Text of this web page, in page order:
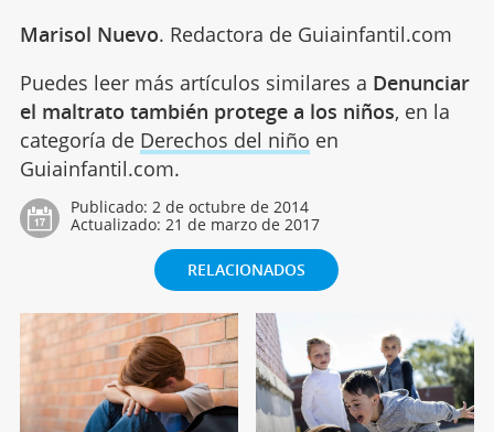
Marisol Nuevo. Redactora de Guiainfantil.com
Puedes leer más artículos similares a Denunciar
el maltrato también protege a los niños, en la
categoría de Derechos del niño en
Guiainfantil.com.
Publicado: 2 de octubre de 2014
Actualizado: 21 de marzo de 2017
RELACIONADOS